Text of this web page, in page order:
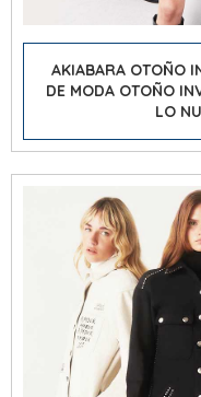
AKIABARA OTOÑO
DE MODA OTOÑO
LO